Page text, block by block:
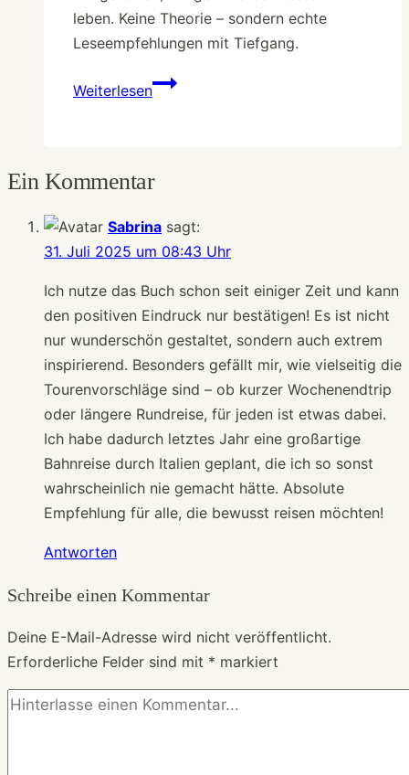
leben. Keine Theorie – sondern echte
Leseempfehlungen mit Tiefgang.
Weiterlesen7
die
wirklich
etwas
Ein Kommentar
Sabrina sagt:
31. Juli 2025 um 08:43 Uhr
Ich nutze das Buch schon seit einiger Zeit und kann
den positiven Eindruck nur bestätigen! Es ist nicht
nur wunderschön gestaltet, sondern auch extrem
inspirierend. Besonders gefällt mir, wie vielseitig die
Tourenvorschläge sind – ob kurzer Wochenendtrip
oder längere Rundreise, für jeden ist etwas dabei.
Ich habe dadurch letztes Jahr eine großartige
Bahnreise durch Italien geplant, die ich so sonst
wahrscheinlich nie gemacht hätte. Absolute
Empfehlung für alle, die bewusst reisen möchten!
Antworten
Schreibe einen Kommentar
Deine E-Mail-Adresse wird nicht veröffentlicht.
Erforderliche Felder sind mit * markiert